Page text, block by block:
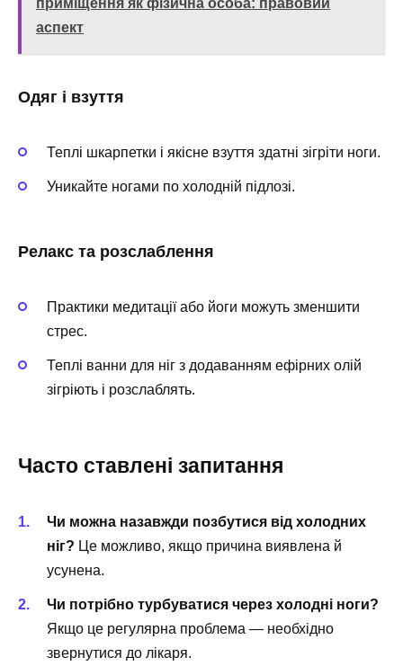
аспект
Одяг і взуття
Теплі шкарпетки і якісне взуття здатні зігріти ноги.
Уникайте ногами по холодній підлозі.
Релакс та розслаблення
Практики медитації або йоги можуть зменшити
стрес.
Теплі ванни для ніг з додаванням ефірних олій
зігріють і розслаблять.
Часто ставлені запитання
Чи можна назавжди позбутися від холодних
ніг? Це можливо, якщо причина виявлена й
усунена.
Чи потрібно турбуватися через холодні ноги?
Якщо це регулярна проблема — необхідно
звернутися до лікаря.